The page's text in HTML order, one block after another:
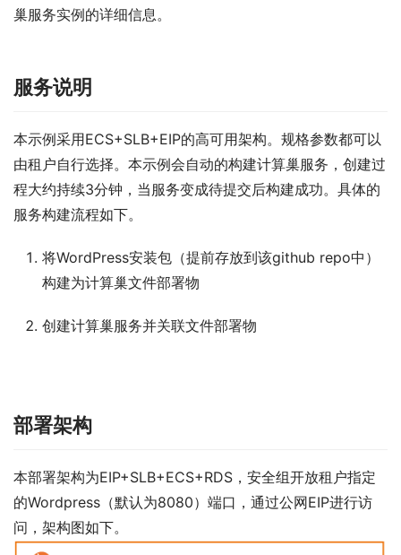
巢服务实例的详细信息。
服务说明
本示例采用ECS+SLB+EIP的高可用架构。规格参数都可以
由租户自行选择。本示例会自动的构建计算巢服务，创建过
程大约持续3分钟，当服务变成待提交后构建成功。具体的
服务构建流程如下。
将WordPress安装包（提前存放到该github repo中）
构建为计算巢文件部署物
创建计算巢服务并关联文件部署物
部署架构
本部署架构为EIP+SLB+ECS+RDS，安全组开放租户指定
的Wordpress（默认为8080）端口，通过公网EIP进行访
问，架构图如下。